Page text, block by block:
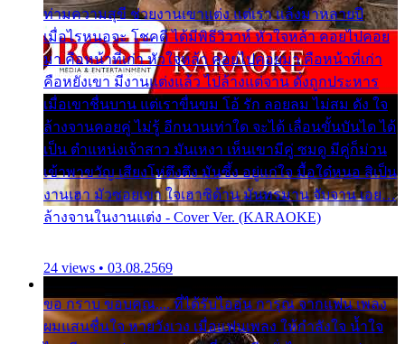
ท่ามความสุขี ช่วยงานเขาแต่ง แต่เรา แล้งมาหลายปี
เมื่อไรหนอจะ โชคดี ได้มีพิธีวิวาห์ หัวใจหล้า คอยไปคอย
มา คือหน้าที่เก่า หัวใจหล้า คอยไปคอยมา คือหน้าที่เก่า
คือหยังเขา มีงานแต่งแล้ว ไปล้างแต่จาน ดั่งถูกประหาร
เมื่อเขาชื่นบาน แต่เราขื่นขม โอ้ รัก ลอยลม ไม่สม ดัง ใจ
ล้างจานคอยคู่ ไม่รู้ อีกนานเท่าใด จะได้ เลื่อนขั้นบันได ได้
เป็น ตำแหน่งเจ้าสาว มันเหงา เห็นเขามีคู่ ซมดู มีคู่ก็ม่วน
เข้าพาขวัญ เสียงโห่ตึงตึง มันซึ้ง อยู่แก่ใจ มื้อใด๋หนอ สิเป็น
งานเฮา มัวซอยเขา ใจเฮาซิด้าน มันทรมาน จับจาน เอย…
ล้างจานในงานแต่ง - Cover Ver. (KARAOKE)
24 views • 03.08.2569
ขอ กราบ ขอบคุณ.... ที่ได้รับไออุ่น การุณ จากแฟน เพลง
ผมแสนชื่นใจ หายวังเวง เมื่อแฟนเพลง ให้กำลังใจ น้ำใจ